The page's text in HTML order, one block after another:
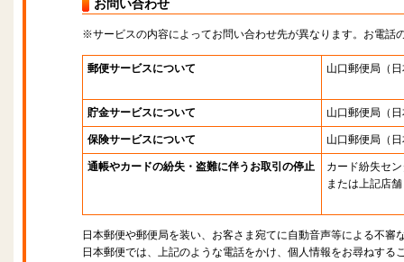
お問い合わせ
※サービスの内容によってお問い合わせ先が異なります。お電話
郵便サービスについて 山口郵便局 （
貯金サービスについて 山口郵便局 （
保険サービスについて 山口郵便局 （
通帳やカードの紛失・盗難に伴うお取引の停止
カード紛失セ
または上記店舗
日本郵便や郵便局を装い、お客さま宛てに自動音声等による不審
日本郵便では、上記のような電話をかけ、個人情報をお尋ねする